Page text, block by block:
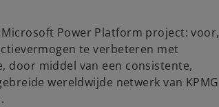
Power Platform project: voor,
te verbeteren met
door middel van een consistente,
wereldwijde netwerk van KPMG